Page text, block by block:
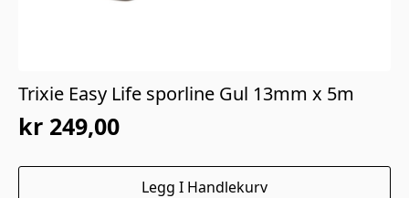
Trixie Easy Life sporline Gul 13mm x 5m
kr 249,00
Legg I Handlekurv